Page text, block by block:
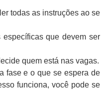
todas as instruções ao se
específicas que devem ser
quem está nas vagas.
fase e o que se espera de
funciona, você pode se